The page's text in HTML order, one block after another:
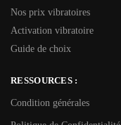
Nos prix vibratoires
Activation vibratoire
Guide de choix
RESSOURCES :
Condition générales